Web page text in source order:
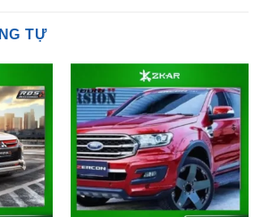
BODY KIT